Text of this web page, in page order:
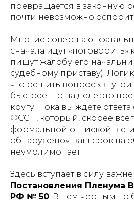
превращается в законную
почти невозможно
Многие совершают
сначала идут «поговорить»
пишут жалобу его
судебному приставу).
что решить вопрос
быстрее. Но на деле это
кругу. Пока вы ждете ответа
ФССП, который, скорее
формальной отпиской в
обнаружено», ваш срок на
неумолимо тает.
Здесь вступает в силу
Постановления Пленума
РФ № 50. В нем черным по